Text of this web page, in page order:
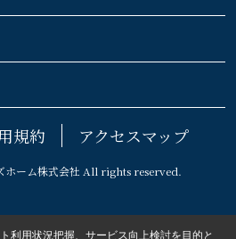
規約 アクセスマップ
ーム株式会社 All rights reserved.
利用状況把握、サービス向上検討を目的と